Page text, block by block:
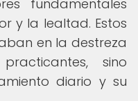
fundamentales
y la lealtad. Estos
en la destreza
sino
diario y su